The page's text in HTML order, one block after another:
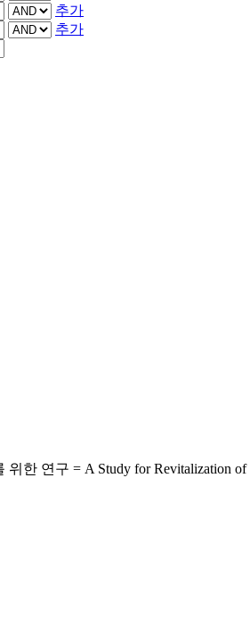
추가
추가
한 연구 = A Study for Revitalization of